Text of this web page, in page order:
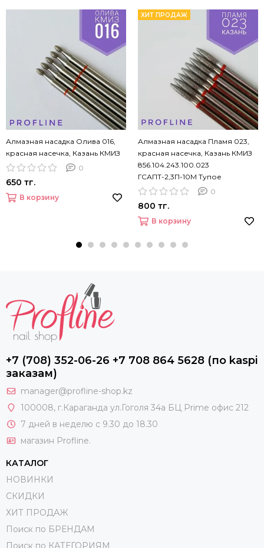
Алмазная насадка Олива 016,
красная насечка, Казань КМИЗ
0
650 тг.
В корзину
ХИТ ПРОДАЖ
Алмазная насадка Пламя 023,
красная насечка, Казань КМИЗ
856.104.243.100.023
ГСАПТ-2,3П-10М Тупое
0
800 тг.
В корзину
+7 (708) 352-06-26 +7 708 864 5628 (по kaspi
заказам)
manager@profline-shop.kz
100008, г.Караганда ул.Гоголя 34а БЦ Prime офис 212
7 дней в неделю с 9.30 до 18.30
магазин Profline.
КАТАЛОГ
НОВИНКИ
СКИДКИ
ХИТ ПРОДАЖ
Поиск по БРЕНДАМ
Поиск по КАТЕГОРИЯМ